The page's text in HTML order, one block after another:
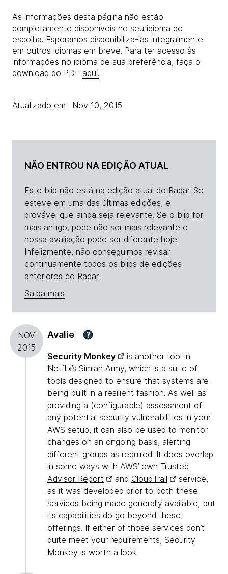
As informações desta página não estão
completamente disponíveis no seu idioma de
escolha. Esperamos disponibiliza-las integralmente
em outros idiomas em breve. Para ter acesso às
informações no idioma de sua preferência, faça o
download do PDF aquí.
Atualizado em : Nov 10, 2015
NÃO ENTROU NA EDIÇÃO ATUAL
Este blip não está na edição atual do Radar. Se
esteve em uma das últimas edições, é
provável que ainda seja relevante. Se o blip for
mais antigo, pode não ser mais relevante e
nossa avaliação pode ser diferente hoje.
Infelizmente, não conseguimos revisar
continuamente todos os blips de edições
anteriores do Radar.
Saiba mais
NOV
2015
Avalie ?
Security Monkey
is another tool in
Netflix’s Simian Army, which is a suite of
tools designed to ensure that systems are
being built in a resilient fashion. As well as
providing a (configurable) assessment of
any potential security vulnerabilities in your
AWS setup, it can also be used to monitor
changes on an ongoing basis, alerting
different groups as required. It does overlap
in some ways with AWS’ own Trusted
Advisor Report
and CloudTrail
service,
as it was developed prior to both these
services being made generally available, but
its capabilities do go beyond these
offerings. If either of those services don’t
quite meet your requirements, Security
Monkey is worth a look.